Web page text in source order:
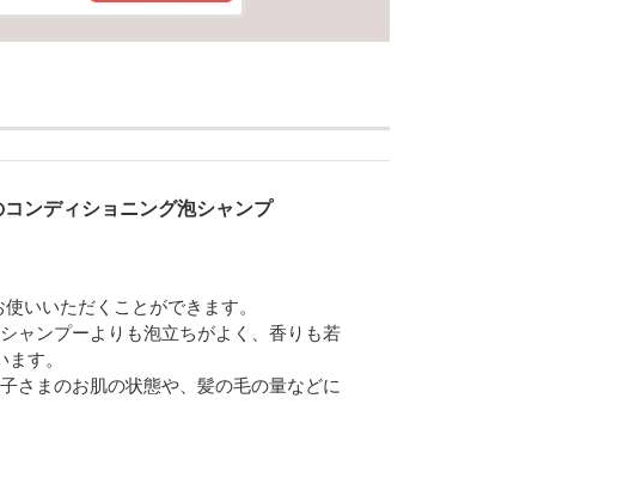
ンディショニング泡シャンプ
いいただくことができます。
ャンプーよりも泡立ちがよく、香りも若
す。
さまのお肌の状態や、髪の毛の量などに